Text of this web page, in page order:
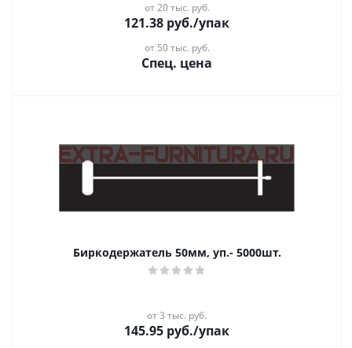
от 20 тыс. руб.
121.38 руб./упак
от 50 тыс. руб.
Спец. цена
Биркодержатель 50мм, уп.- 5000шт.
от 3 тыс. руб.
145.95 руб./упак